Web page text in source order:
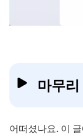
마무리
어떠셨나요. 이